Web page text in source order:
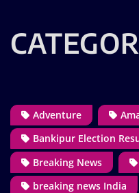
Adventure
Bankipur Election
Breaking News
breaking news India